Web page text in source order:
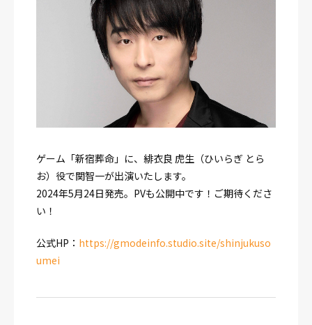
ゲーム「新宿葬命」に、緋衣良 虎生（ひいらぎ とら
お）役で関智一が出演いたします。
2024年5月24日発売。PVも公開中です！ご期待くださ
い！
公式HP： https://gmodeinfo.studio.site/shinjukuso
umei